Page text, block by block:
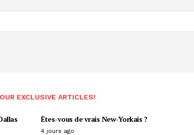
EXCLUSIVE ARTICLES!
Êtes-vous de vrais New-Yorkais ?
4 jours ago